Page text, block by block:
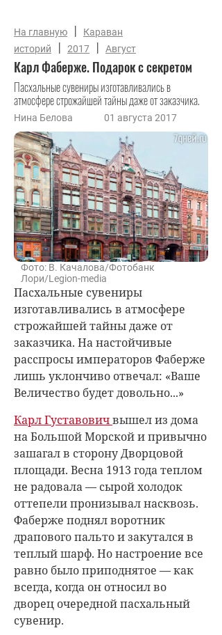
На главную |
Караван
историй
| 2017 | Август
Карл Фаберже. Подарок с секретом
Пасхальные сувениры изготавливались в
атмосфере строжайшей тайны даже от заказчика.
Нина Белова 01 августа 2017
Фото: В. Качалова/Фотобанк
Лори/Legion-media
Пасхальные сувениры
изготавливались в атмосфере
строжайшей тайны даже от
заказчика. На настойчивые
расспросы императоров Фаберже
лишь уклончиво отвечал: «Ваше
Величество будет довольно...»
Карл Густавовичвышел из дома
на Большой Морской и привычно
зашагал в сторону Дворцовой
площади. Весна 1913 года теплом
не радовала — сырой холодок
оттепели пронизывал насквозь.
Фаберже поднял воротник
драпового пальто и закутался в
теплый шарф. Но настроение все
равно было приподнятое — как
всегда, когда он относил во
дворец очередной пасхальный
сувенир.